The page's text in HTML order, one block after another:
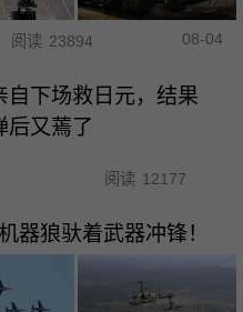
阅读 23894 08-04
自下场救日元，结果
后又蔫了
阅读 12177
器狼驮着武器冲锋！